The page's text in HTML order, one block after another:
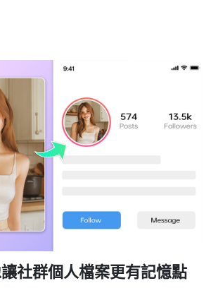
社群個人檔案更有記憶點